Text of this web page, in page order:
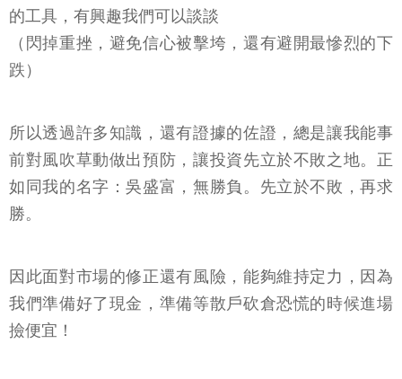
的工具，有興趣我們可以談談
（閃掉重挫，避免信心被擊垮，還有避開最慘烈的下
跌）
所以透過許多知識，還有證據的佐證，總是讓我能事
前對風吹草動做出預防，讓投資先立於不敗之地。正
如同我的名字：吳盛富，無勝負。先立於不敗，再求
勝。
因此面對市場的修正還有風險，能夠維持定力，因為
我們準備好了現金，準備等散戶砍倉恐慌的時候進場
撿便宜！